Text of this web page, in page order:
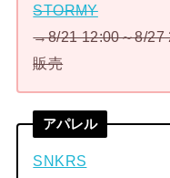
STORMY
→8/21 12:00～8/27
販売
アパレル
SNKRS